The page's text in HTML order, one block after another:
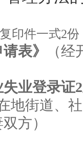
印件一式2份
表》
（
业登录证2
地街道、
方）